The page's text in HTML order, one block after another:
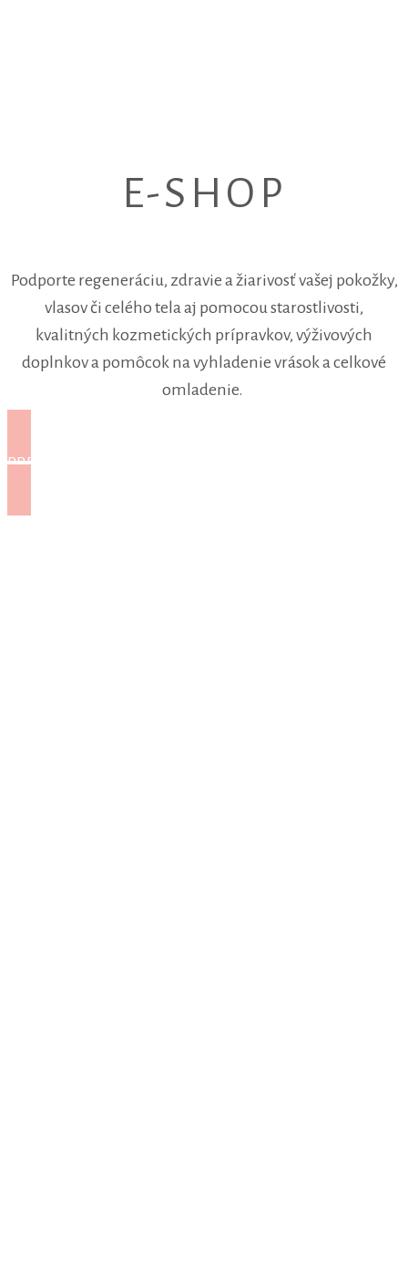
E-SHOP
Podporte regeneráciu, zdravie a žiarivosť vašej pokožky,
vlasov či celého tela aj pomocou starostlivosti,
kvalitných kozmetických prípravkov, výživových
doplnkov a pomôcok na vyhladenie vrások a celkové
omladenie.
PREJSŤ DO E-SHOPU